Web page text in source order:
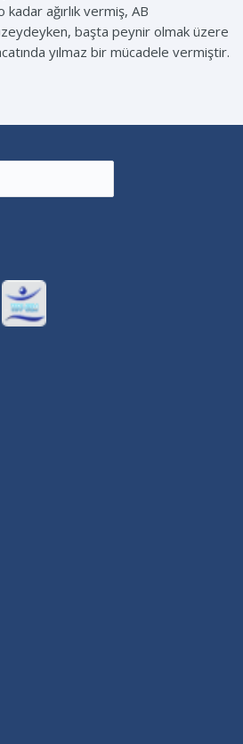
ağırlık vermiş, AB
başta peynir olmak üzere
yılmaz bir mücadele vermiştir.